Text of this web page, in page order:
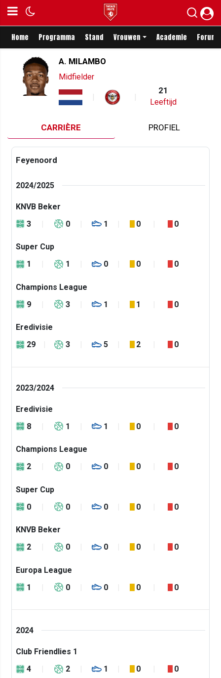
Home Programma Stand Vrouwen Academie Forum
A. MILAMBO
Midfielder
21
Leeftijd
CARRIÈRE PROFIEL
Feyenoord
2024/2025
KNVB Beker
3
0 1 0 0
Super Cup
1
1 0 0 0
Champions League
9
3 1 1 0
Eredivisie
29
3 5 2 0
2023/2024
Eredivisie
8
1 1 0 0
Champions League
2
0 0 0 0
Super Cup
0
0 0 0 0
KNVB Beker
2
0 0 0 0
Europa League
1
0 0 0 0
2024
Club Friendlies 1
4
2 1 0 0